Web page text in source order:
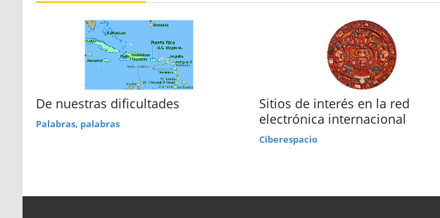
De nuestras dificultades
Palabras, palabras
Sitios de interés en la red
electrónica internacional
Ciberespacio